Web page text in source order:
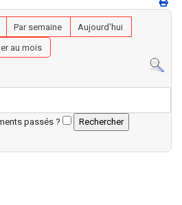
Par semaine
Aujourd'hui
au mois
passés ?